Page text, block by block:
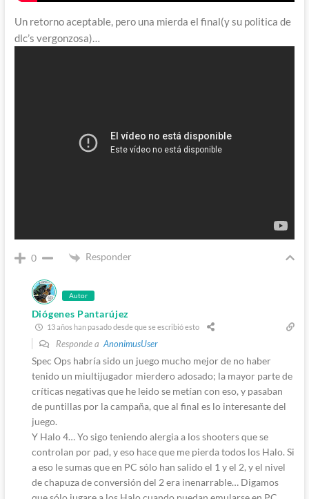
Un retorno aceptable, pero una mierda el final(y su politica de
dlc’s vergonzosa)…
0 Responder
Autor
Diógenes Pantarújez
13 años han pasado desde que se escribió esto
Responde a AnonimusUser
Spec Ops habría sido un juego mucho mejor de no haber
tenido un miultijugador mierdero adosado; la mayor parte de
críticas negativas que he leido se metían con eso, y pasaban
de puntillas por la campaña, que al final es lo interesante del
juego.
Y Halo 4… Yo sigo teniendo alergia a los shooters que se
controlan por pad, y eso hace que me pierda todos los Halo. Si
a eso le sumas que en PC sólo han salido el 1 y el 2, y el nivel
de chapuza de conversión del 2 era inenarrable… Digamos